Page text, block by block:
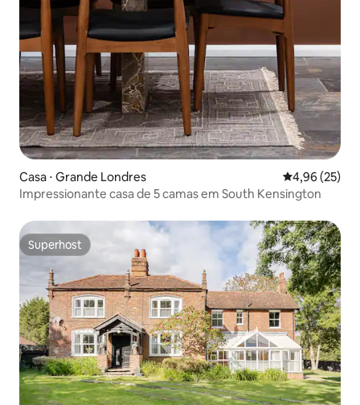
Casa ⋅ Grande Londres 4,96 de uma
4,96 (25)
Impressionante casa de 5 camas em South Kensington
Superhost
Superhost